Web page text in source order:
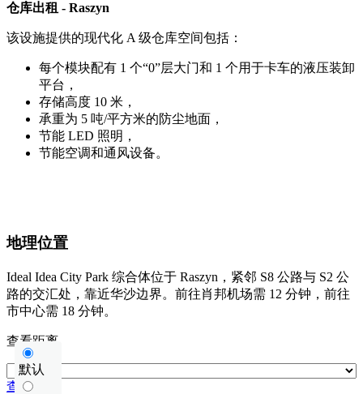
仓库出租 - Raszyn
该设施提供的现代化 A 级仓库空间包括：
每个模块配有 1 个“0”层大门和 1 个用于卡车的液压装卸
平台，
存储高度 10 米，
承重为 5 吨/平方米的防尘地面，
节能 LED 照明，
节能空调和通风设备。
地理位置
Ideal Idea City Park 综合体位于 Raszyn，紧邻 S8 公路与 S2 公
路的交汇处，靠近华沙边界。前往肖邦机场需 12 分钟，前往
市中心需 18 分钟。
默认
查看距离
查看距离